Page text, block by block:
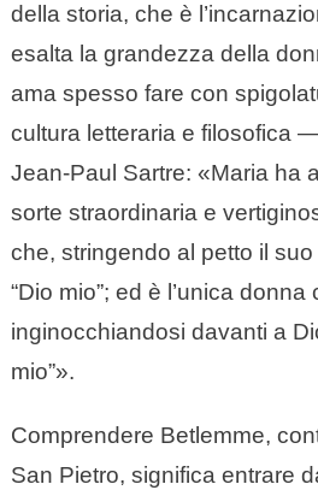
della storia, che è
esalta la grandezza della
ama spesso fare con
cultura letteraria e filosofica
Jean-Paul Sartre: «Maria ha
sorte straordinaria e
che, stringendo al petto il
“Dio mio”; ed è l’unica donna
inginocchiandosi davanti a
mio”».
Comprendere Betlemme,
San Pietro, significa entrare